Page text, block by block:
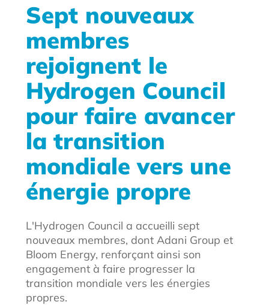
Sept nouveaux
membres
rejoignent le
Hydrogen Council
pour faire avancer
la transition
mondiale vers une
énergie propre
L'Hydrogen Council a accueilli sept
nouveaux membres, dont Adani Group et
Bloom Energy, renforçant ainsi son
engagement à faire progresser la
transition mondiale vers les énergies
propres.